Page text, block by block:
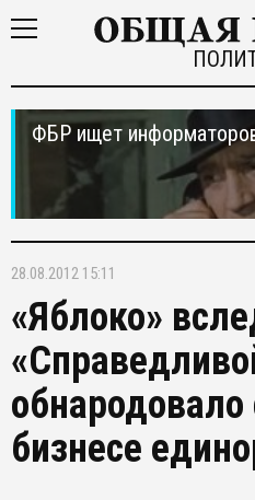
ФБР ищет
28.08.2012 15:11
«Яблоко»
бизнесе